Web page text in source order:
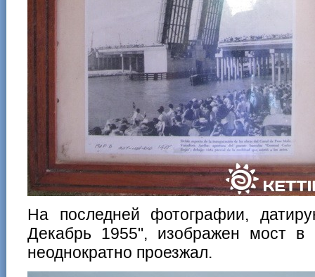
На последней фотографии,
Декабрь 1955", изображен мост в
неоднократно проезжал.